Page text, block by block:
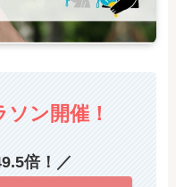
ソン 開催！
倍！／